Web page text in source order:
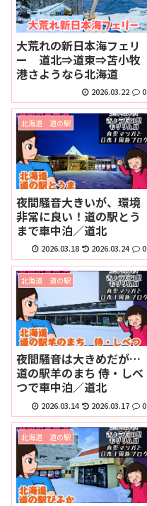
大荒れの新日本海フェリ
ー 道北⇒道東⇒苫小牧
港さようなら北海道
2026.03.22 0
北海道 道の駅
夜間騒音大きいが、環境
非常に良い！道の駅とう
まで車中泊／道北
2026.03.18 2026.03.24 0
北海道 道の駅
夜間騒音は大きめだが…
道の駅羊のまち 侍・しべ
つで車中泊／道北
2026.03.14 2026.03.17 0
北海道 道の駅